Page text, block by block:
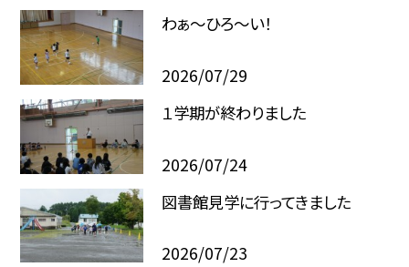
わぁ～ひろ～い！
2026/07/29
１学期が終わりました
2026/07/24
図書館見学に行ってきました
2026/07/23